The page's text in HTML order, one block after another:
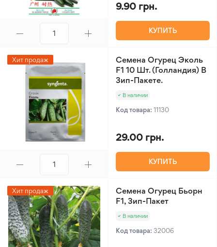
9.90 грн.
КУПИТЬ
Хит продаж
Семена Огурец Эколь
F1 10 Шт. (Голландия) В
Зип-Пакете.
В наличии
Код товара: 11130
29.00 грн.
КУПИТЬ
Хит продаж
Семена Огурец Бьорн
F1, Зип-Пакет
В наличии
Код товара: 32006